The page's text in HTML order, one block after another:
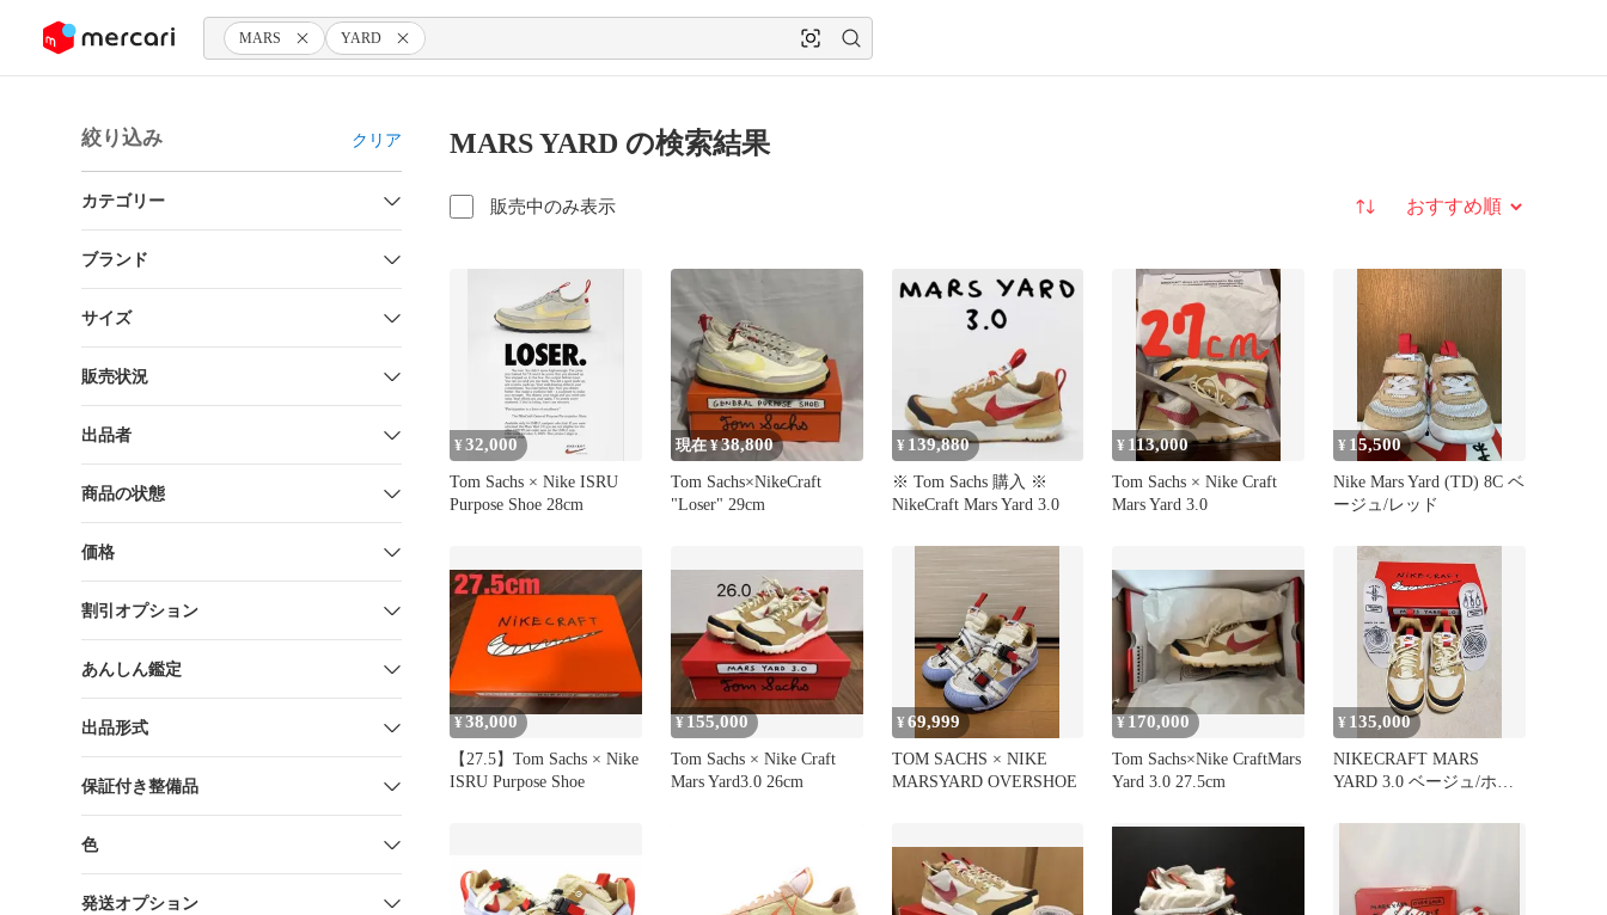
ツにスキップ MARS YARD
絞り込み クリア
カテゴリー
ブランド
サイズ
販売状況
出品者
商品の状態
価格
割引オプション
あんしん鑑定
出品形式
保証付き整備品
色
発送オプション
MARS YARD の検索結果
販売中のみ表示 並び替え
¥32,000
Tom Sachs × Nike ISRU
Purpose Shoe 28cm
現在 ¥38,800
Tom Sachs×NikeCraft
"Loser" 29cm
¥ 139,880
※ Tom Sachs 購入 ※
NikeCraft Mars Yard 3.0
¥ 113,000
Tom Sachs × Nike Craft
Mars Yard 3.0
¥ 15,500
Nike Mars Yard (TD) 8C ベ
ージュ/レッド
¥38,000
【27.5】Tom Sachs × Nike
ISRU Purpose Shoe
¥ 155,000
Tom Sachs × Nike Craft
Mars Yard3.0 26cm
¥69,999
TOM SACHS × NIKE
MARSYARD OVERSHOE
¥ 170,000
Tom Sachs×Nike CraftMars
Yard 3.0 27.5cm
¥ 135,000
NIKECRAFT MARS
YARD 3.0 ベージュ/ホワ